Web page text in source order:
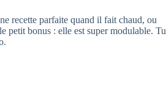
recette parfaite quand il fait chaud, ou
petit bonus : elle est super modulable. Tu